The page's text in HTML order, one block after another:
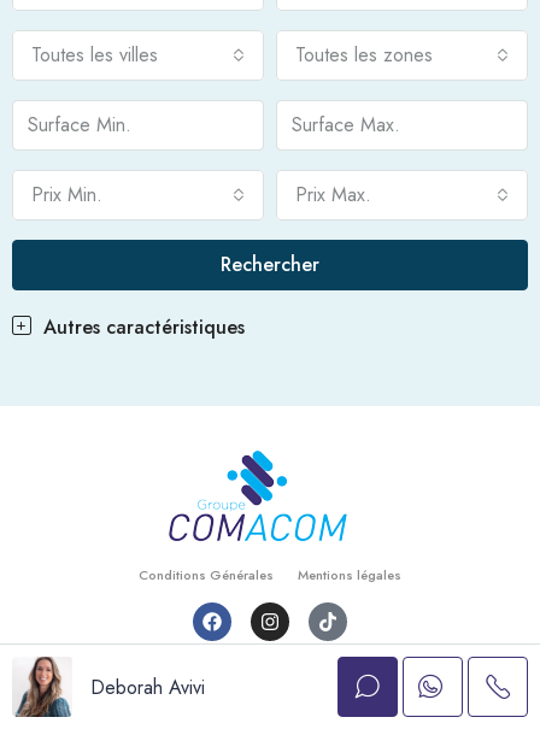
Toutes les villes Toutes les zones
Prix Min. Prix Max.
Rechercher
Autres caractéristiques
Conditions Générales Mentions légales
© Comacom - Tout droits réservés
Deborah Avivi